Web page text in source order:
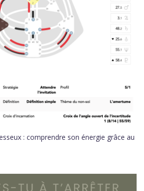
: comprendre son énergie grâce au